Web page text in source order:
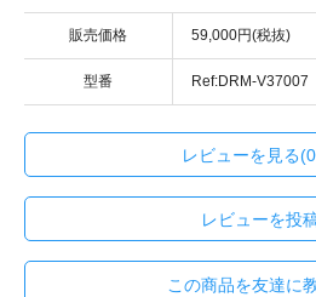
販売価格 59,000円(税抜)
型番 Ref:DRM-V37007
レビューを見る
レビューを投
この商品を友達に